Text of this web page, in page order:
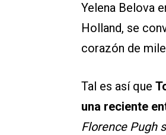
Yelena Belova
Holland, se
corazón de
Tal es así que
una reciente
Florence Pugh